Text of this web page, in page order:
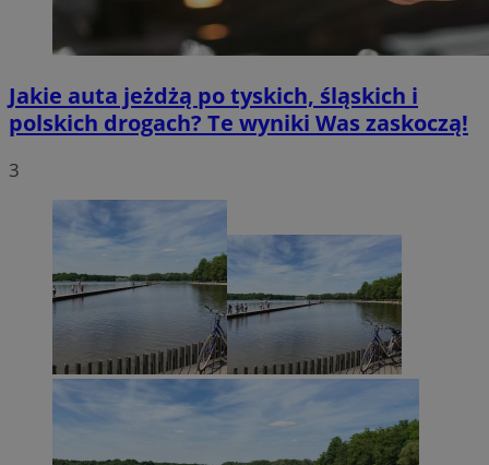
Jakie auta jeżdżą po tyskich, śląskich i
polskich drogach? Te wyniki Was zaskoczą!
3